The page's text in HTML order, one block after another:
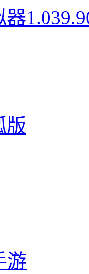
版
游